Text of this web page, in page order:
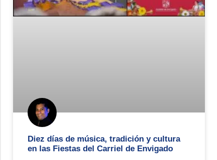
Diez días de música, tradición y cultura
en las Fiestas del Carriel de Envigado